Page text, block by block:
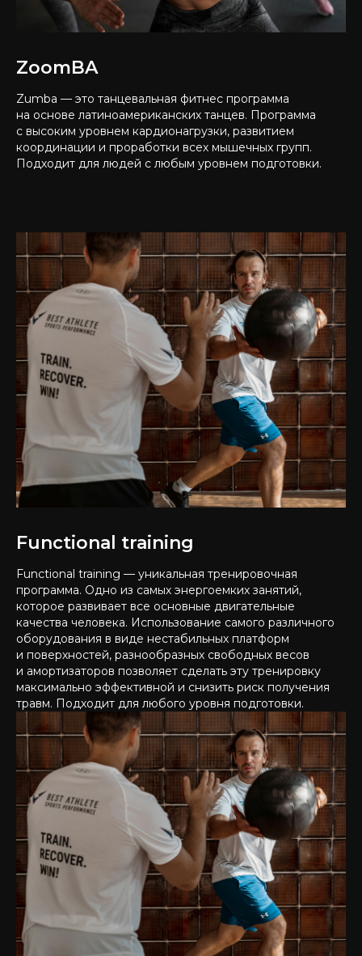
ZoomBA
Zumba — это танцевальная фитнес программа
на основе латиноамериканских танцев. Программа
с высоким уровнем кардионагрузки, развитием
координации и проработки всех мышечных групп.
Подходит для людей с любым уровнем подготовки.
Functional training
Functional training — уникальная тренировочная
программа. Одно из самых энергоемких занятий,
которое развивает все основные двигательные
качества человека. Использование самого различного
оборудования в виде нестабильных платформ
и поверхностей, разнообразных свободных весов
и амортизаторов позволяет сделать эту тренировку
максимально эффективной и снизить риск получения
травм. Подходит для любого уровня подготовки.